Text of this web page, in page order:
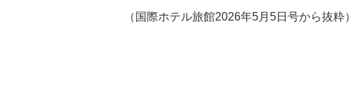
（国際ホテル旅館2026年5月5日号から抜粋）